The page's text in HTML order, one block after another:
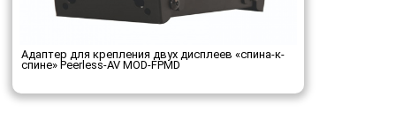
Адаптер для крепления двух дисплеев «спина-к-
спине» Peerless-AV MOD-FPMD